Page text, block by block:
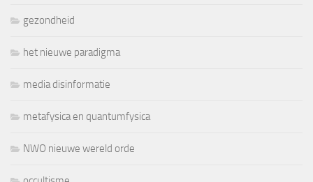
gezondheid
het nieuwe paradigma
media disinformatie
metafysica en quantumfysica
NWO nieuwe wereld orde